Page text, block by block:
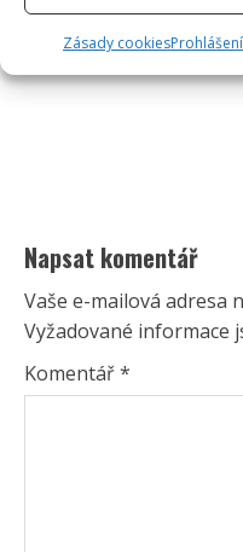
Zásady cookies
Napsat komentář
Vaše e-mailová adresa
Vyžadované informace
Komentář*